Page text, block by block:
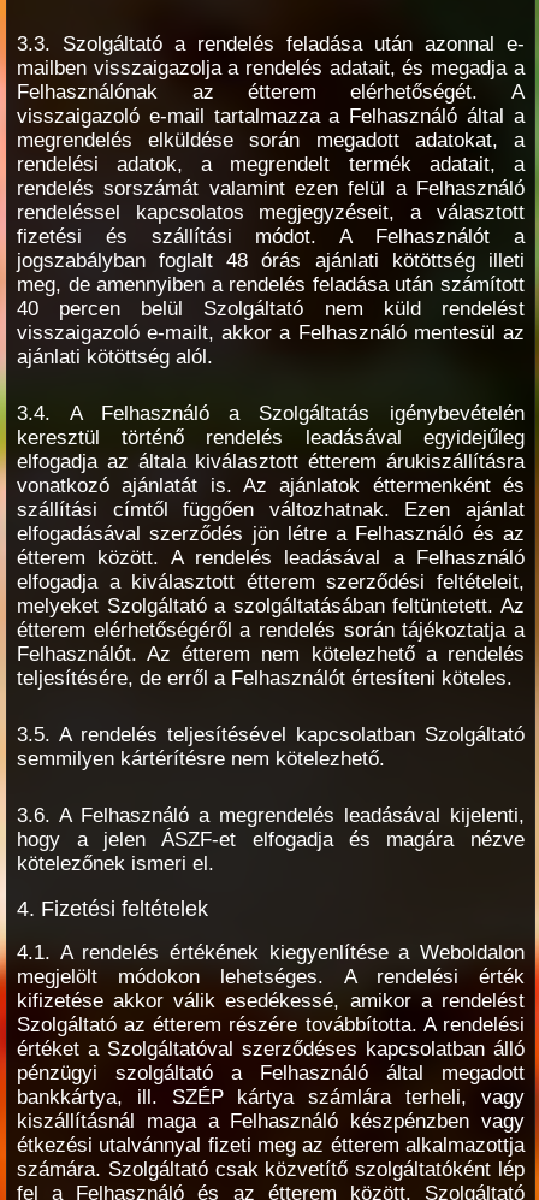
3.3. Szolgáltató a rendelés feladása után azonnal e-
mailben visszaigazolja a rendelés adatait, és megadja a
Felhasználónak az étterem elérhetőségét. A
visszaigazoló e-mail tartalmazza a Felhasználó által a
megrendelés elküldése során megadott adatokat, a
rendelési adatok, a megrendelt termék adatait, a
rendelés sorszámát valamint ezen felül a Felhasználó
rendeléssel kapcsolatos megjegyzéseit, a választott
fizetési és szállítási módot. A Felhasználót a
jogszabályban foglalt 48 órás ajánlati kötöttség illeti
meg, de amennyiben a rendelés feladása után számított
40 percen belül Szolgáltató nem küld rendelést
visszaigazoló e-mailt, akkor a Felhasználó mentesül az
ajánlati kötöttség alól.
3.4. A Felhasználó a Szolgáltatás igénybevételén
keresztül történő rendelés leadásával egyidejűleg
elfogadja az általa kiválasztott étterem árukiszállításra
vonatkozó ajánlatát is. Az ajánlatok éttermenként és
szállítási címtől függően változhatnak. Ezen ajánlat
elfogadásával szerződés jön létre a Felhasználó és az
étterem között. A rendelés leadásával a Felhasználó
elfogadja a kiválasztott étterem szerződési feltételeit,
melyeket Szolgáltató a szolgáltatásában feltüntetett. Az
étterem elérhetőségéről a rendelés során tájékoztatja a
Felhasználót. Az étterem nem kötelezhető a rendelés
teljesítésére, de erről a Felhasználót értesíteni köteles.
3.5. A rendelés teljesítésével kapcsolatban Szolgáltató
semmilyen kártérítésre nem kötelezhető.
3.6. A Felhasználó a megrendelés leadásával kijelenti,
hogy a jelen ÁSZF-et elfogadja és magára nézve
kötelezőnek ismeri el.
4. Fizetési feltételek
4.1. A rendelés értékének kiegyenlítése a Weboldalon
megjelölt módokon lehetséges. A rendelési érték
kifizetése akkor válik esedékessé, amikor a rendelést
Szolgáltató az étterem részére továbbította. A rendelési
értéket a Szolgáltatóval szerződéses kapcsolatban álló
pénzügyi szolgáltató a Felhasználó által megadott
bankkártya, ill. SZÉP kártya számlára terheli, vagy
kiszállításnál maga a Felhasználó készpénzben vagy
étkezési utalvánnyal fizeti meg az étterem alkalmazottja
számára. Szolgáltató csak közvetítő szolgáltatóként lép
fel a Felhasználó és az étterem között. Szolgáltató